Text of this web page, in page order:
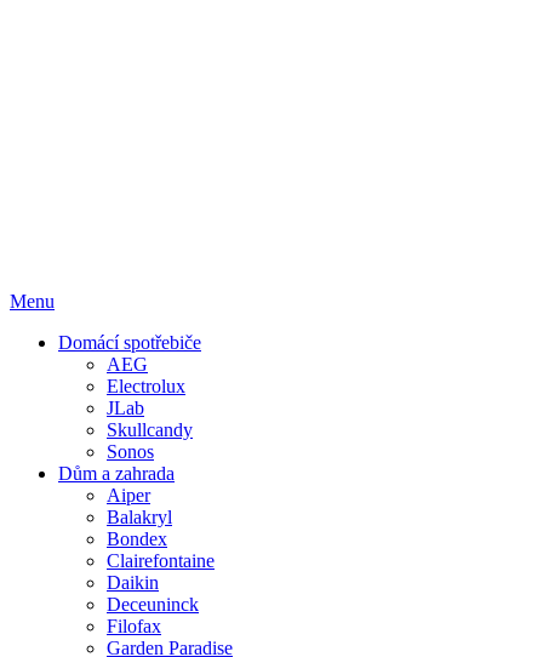
Menu
Domácí spotřebiče
AEG
Electrolux
JLab
Skullcandy
Sonos
Dům a zahrada
Aiper
Balakryl
Bondex
Clairefontaine
Daikin
Deceuninck
Filofax
Garden Paradise